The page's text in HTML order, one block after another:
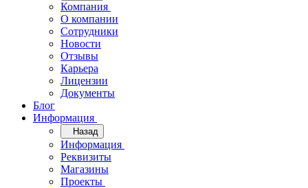
Компания
О компании
Сотрудники
Новости
Отзывы
Карьера
Лицензии
Документы
Блог
Информация
Назад
Информация
Реквизиты
Магазины
Проекты